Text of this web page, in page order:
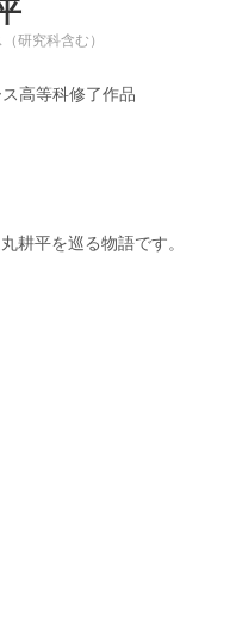
研究科含む）
高等科修了作品
耕平を巡る物語です。